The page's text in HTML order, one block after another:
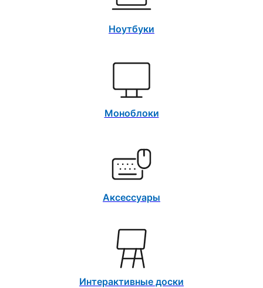
Ноутбуки
Моноблоки
Аксессуары
Интерактивные доски